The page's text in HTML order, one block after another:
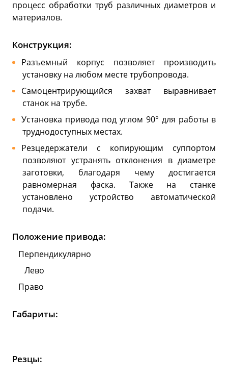
процесс обработки труб различных диаметров и
материалов.
Конструкция:
Разъемный корпус позволяет производить
установку на любом месте трубопровода.
Cамоцентрирующийся захват выравнивает
станок на трубе.
Установка привода под углом 90° для работы в
труднодоступных местах.
Резцедержатели с копирующим суппортом
позволяют устранять отклонения в диаметре
заготовки, благодаря чему достигается
равномерная фаска. Также на станке
установлено устройство автоматической
подачи.
Положение привода:
Перпендикулярно
Лево
Право
Габариты:
Резцы: